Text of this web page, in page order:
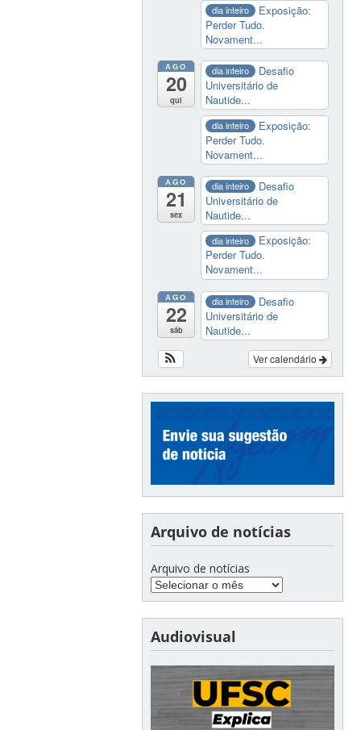
dia inteiro
Exposição:
Perder Tudo.
Novament...
AGO
20
qui
dia inteiro
Desafio
Universitário de
Nautide...
dia inteiro
Exposição:
Perder Tudo.
Novament...
AGO
21
sex
dia inteiro
Desafio
Universitário de
Nautide...
dia inteiro
Exposição:
Perder Tudo.
Novament...
AGO
22
sáb
dia inteiro
Desafio
Universitário de
Nautide...
Ver calendário
Arquivo de notícias
Arquivo de notícias
Audiovisual